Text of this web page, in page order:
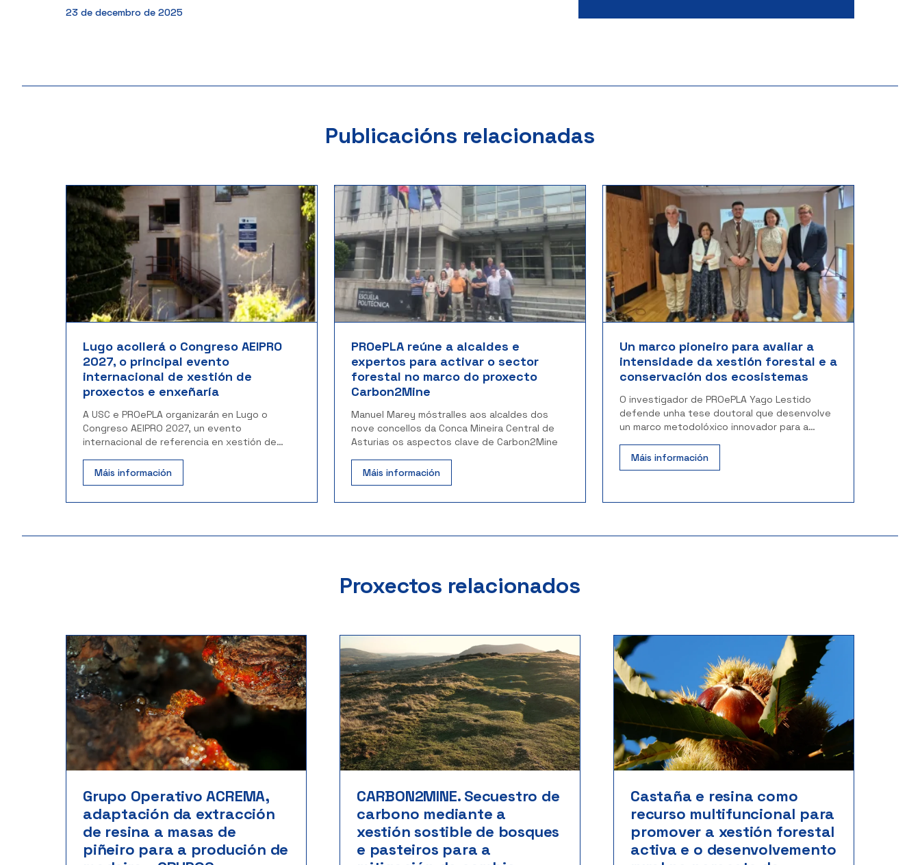
23 de decembro de 2025
Publicacións relacionadas
Lugo acollerá o Congreso AEIPRO
2027, o principal evento
internacional de xestión de
proxectos e enxeñaría
A USC e PROePLA organizarán en Lugo o
Congreso AEIPRO 2027, un evento
internacional de referencia en xestión de
Máis información
PROePLA reúne a alcaldes e
expertos para activar o sector
forestal no marco do proxecto
Carbon2Mine
Manuel Marey móstralles aos alcaldes dos
nove concellos da Conca Mineira Central de
Asturias os aspectos clave de Carbon2Mine
Máis información
Un marco pioneiro para avaliar a
intensidade da xestión forestal e a
conservación dos ecosistemas
O investigador de PROePLA Yago Lestido
defende unha tese doutoral que desenvolve
un marco metodolóxico innovador para a
Máis información
Proxectos relacionados
Grupo Operativo ACREMA,
adaptación da extracción
de resina a masas de
piñeiro para a produción de
CARBON2MINE. Secuestro de
carbono mediante a
xestión sostible de bosques
e pasteiros para a
Castaña e resina como
recurso multifuncional para
promover a xestión forestal
activa e o desenvolvemento